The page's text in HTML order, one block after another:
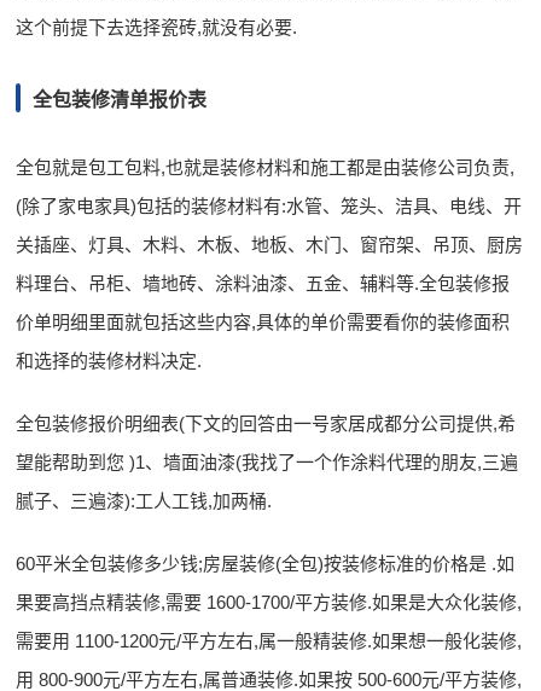
这个前提下去选择瓷砖,就没有必要.
全包装修清单报价表
全包就是包工包料,也就是装修材料和施工都是由装修公司负责,
(除了家电家具)包括的装修材料有:水管、笼头、洁具、电线、开
关插座、灯具、木料、木板、地板、木门、窗帘架、吊顶、厨房
料理台、吊柜、墙地砖、涂料油漆、五金、辅料等.全包装修报
价单明细里面就包括这些内容,具体的单价需要看你的装修面积
和选择的装修材料决定.
全包装修报价明细表(下文的回答由一号家居成都分公司提供,希
望能帮助到您 )1、墙面油漆(我找了一个作涂料代理的朋友,三遍
腻子、三遍漆):工人工钱,加两桶.
60平米全包装修多少钱;房屋装修(全包)按装修标准的价格是 .如
果要高挡点精装修,需要 1600-1700/平方装修.如果是大众化装修,
需要用 1100-1200元/平方左右,属一般精装修.如果想一般化装修,
用 800-900元/平方左右,属普通装修.如果按 500-600元/平方装修,